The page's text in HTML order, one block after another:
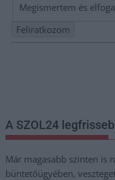
Megismertem és
A SZOL24
Már magasabb szinten is
büntetőügyében,